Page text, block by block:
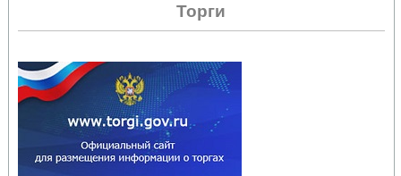
Торги